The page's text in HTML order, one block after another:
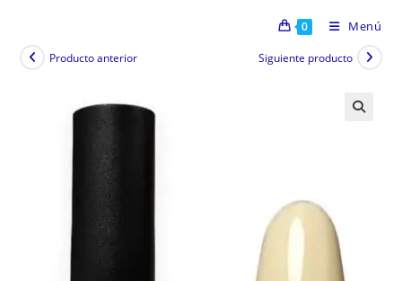
0 Menú
Producto anterior Siguiente producto